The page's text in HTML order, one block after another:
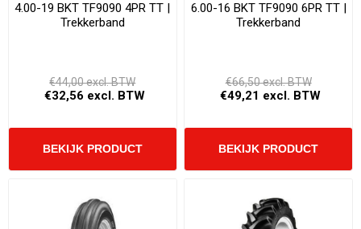
4.00-19 BKT TF9090 4PR TT |
Trekkerband
€44,00 excl. BTW
€32,56 excl. BTW
6.00-16 BKT TF9090 6PR TT |
Trekkerband
€66,50 excl. BTW
€49,21 excl. BTW